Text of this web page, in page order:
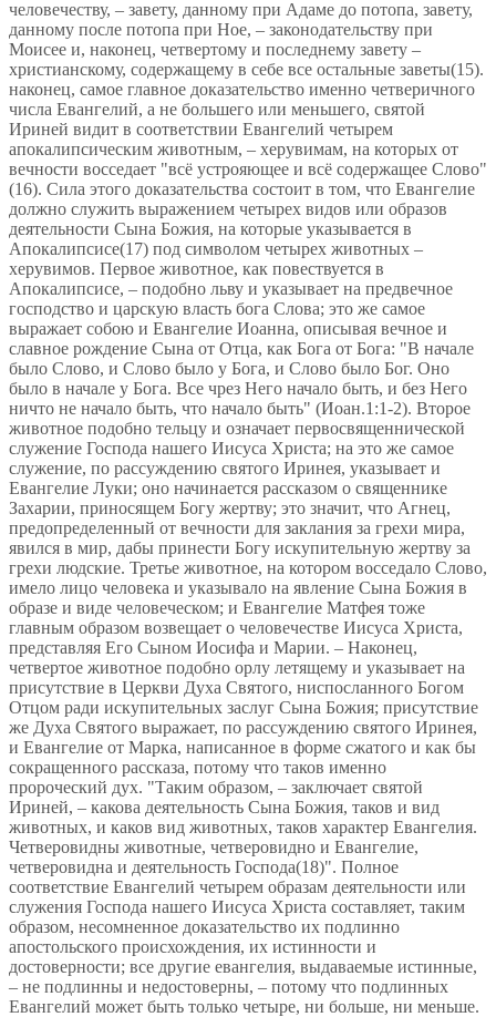
человечеству, – завету, данному при Адаме до потопа, завету,
данному после потопа при Ное, – законодательству при
Моисее и, наконец, четвертому и последнему завету –
христианскому, содержащему в себе все остальные заветы(15).
наконец, самое главное доказательство именно четверичного
числа Евангелий, а не большего или меньшего, святой
Ириней видит в соответствии Евангелий четырем
апокалипсическим животным, – херувимам, на которых от
вечности восседает "всё устрояющее и всё содержащее Слово"
(16). Сила этого доказательства состоит в том, что Евангелие
должно служить выражением четырех видов или образов
деятельности Сына Божия, на которые указывается в
Апокалипсисе(17) под символом четырех животных –
херувимов. Первое животное, как повествуется в
Апокалипсисе, – подобно льву и указывает на предвечное
господство и царскую власть бога Слова; это же самое
выражает собою и Евангелие Иоанна, описывая вечное и
славное рождение Сына от Отца, как Бога от Бога: "В начале
было Слово, и Слово было у Бога, и Слово было Бог. Оно
было в начале у Бога. Все чрез Него начало быть, и без Него
ничто не начало быть, что начало быть" (Иоан.1:1-2). Второе
животное подобно тельцу и означает первосвященнической
служение Господа нашего Иисуса Христа; на это же самое
служение, по рассуждению святого Иринея, указывает и
Евангелие Луки; оно начинается рассказом о священнике
Захарии, приносящем Богу жертву; это значит, что Агнец,
предопределенный от вечности для заклания за грехи мира,
явился в мир, дабы принести Богу искупительную жертву за
грехи людские. Третье животное, на котором восседало Слово,
имело лицо человека и указывало на явление Сына Божия в
образе и виде человеческом; и Евангелие Матфея тоже
главным образом возвещает о человечестве Иисуса Христа,
представляя Его Сыном Иосифа и Марии. – Наконец,
четвертое животное подобно орлу летящему и указывает на
присутствие в Церкви Духа Святого, ниспосланного Богом
Отцом ради искупительных заслуг Сына Божия; присутствие
же Духа Святого выражает, по рассуждению святого Иринея,
и Евангелие от Марка, написанное в форме сжатого и как бы
сокращенного рассказа, потому что таков именно
пророческий дух. "Таким образом, – заключает святой
Ириней, – какова деятельность Сына Божия, таков и вид
животных, и каков вид животных, таков характер Евангелия.
Четверовидны животные, четверовидно и Евангелие,
четверовидна и деятельность Господа(18)". Полное
соответствие Евангелий четырем образам деятельности или
служения Господа нашего Иисуса Христа составляет, таким
образом, несомненное доказательство их подлинно
апостольского происхождения, их истинности и
достоверности; все другие евангелия, выдаваемые истинные,
– не подлинны и недостоверны, – потому что подлинных
Евангелий может быть только четыре, ни больше, ни меньше.